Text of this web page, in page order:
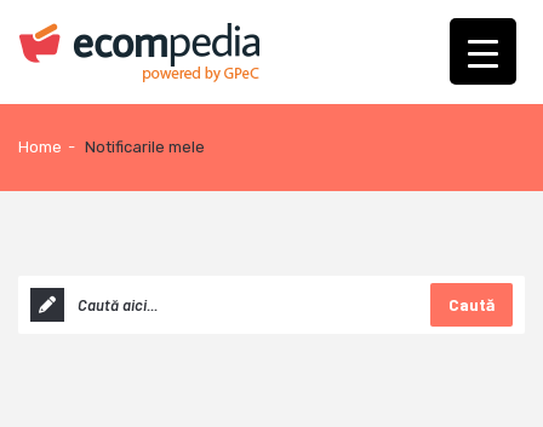
Home - Notificarile mele
Caută